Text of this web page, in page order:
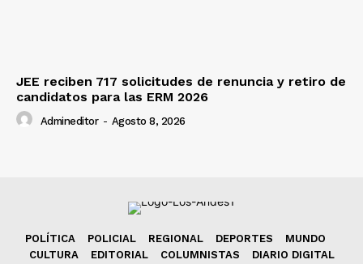
JEE reciben 717 solicitudes de renuncia y retiro de
candidatos para las ERM 2026
Admineditor - Agosto 8, 2026
POLÍTICA POLICIAL REGIONAL DEPORTES
MUNDO
CULTURA
EDITORIAL COLUMNISTAS DIARIO DIGITAL